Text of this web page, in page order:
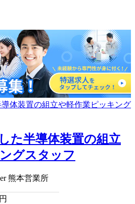
た半導体装置の組立
グスタッフ
熊本営業所
円